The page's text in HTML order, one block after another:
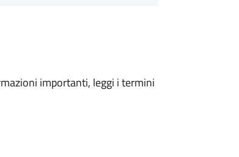
importanti, leggi i termini